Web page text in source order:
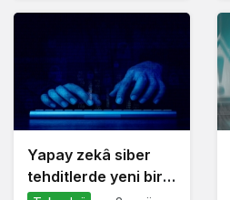
Programlıyor?
Yapay zekâ siber
tehditlerde yeni bir